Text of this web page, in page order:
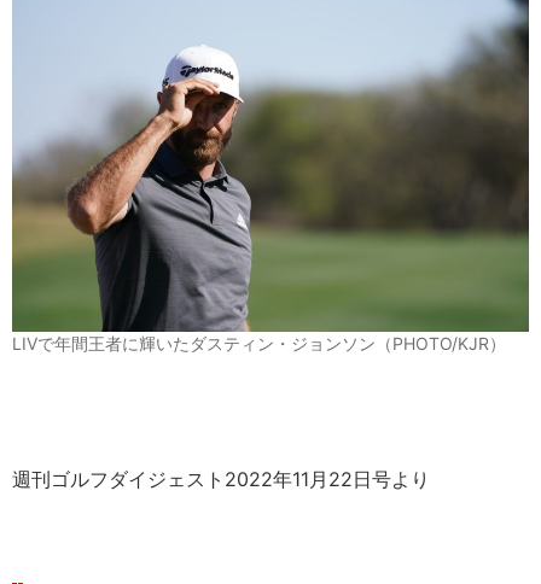
LIVで年間王者に輝いたダスティン・ジョンソン（PHOTO/KJR）
週刊ゴルフダイジェスト2022年11月22日号より